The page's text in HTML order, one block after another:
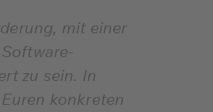
mit einer
zu sein. In
konkreten